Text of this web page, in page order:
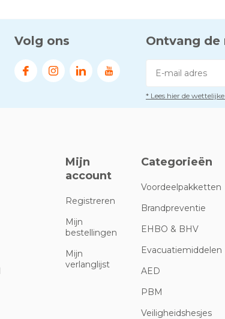
Volg ons Ontvang
* Lees hier de
Mijn
account
Registreren
Mijn
bestellingen
Mijn
verlanglijst
Categorieën
Voordeelpakketten
Brandpreventie
EHBO & BHV
Evacuatiemiddelen
AED
PBM
Veiligheidshesjes